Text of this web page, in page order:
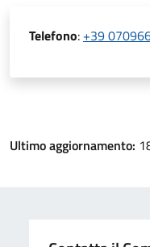
Telefono: +39
Ultimo aggiornamento: